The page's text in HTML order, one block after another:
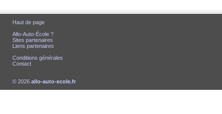
Haut de page
Allo-Auto-École ?
Sites partenaires
Liens partenaires
Conditions générales
Contact
© 2026 allo-auto-ecole.fr